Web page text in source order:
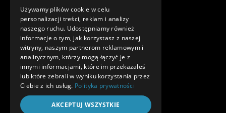
TemplaR
Asystent TemplaR
Software Development
Apache Kafka
Używamy plików cookie w celu
personalizacji treści, reklam i analizy
naszego ruchu. Udostępniamy również
informacje o tym, jak korzystasz z naszej
witryny, naszym partnerom reklamowym i
analitycznym, którzy mogą łączyć je z
innymi informacjami, które im przekazałeś
lub które zebrali w wyniku korzystania przez
Ciebie z ich usług. Polityka prywatności
AKCEPTUJ WSZYSTKIE